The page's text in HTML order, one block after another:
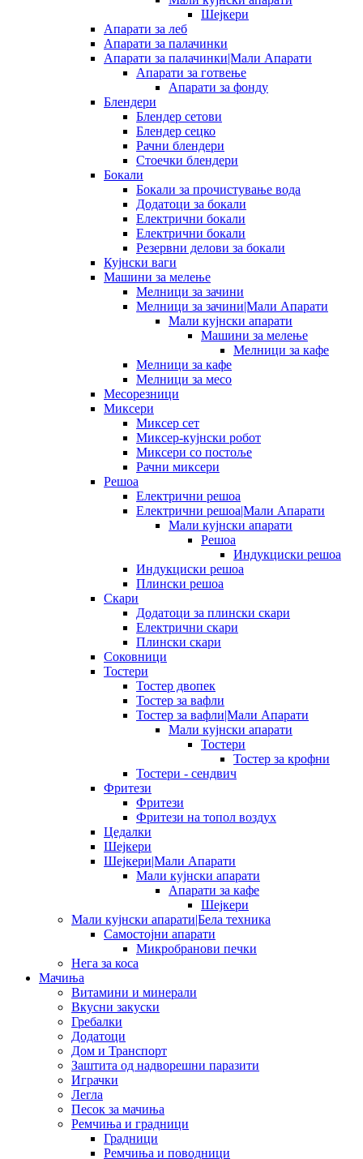
Шејкери
Апарати за леб
Апарати за палачинки
Апарати за палачинки|Мали Апарати
Апарати за готвење
Апарати за фонду
Блендери
Блендер сетови
Блендер сецко
Рачни блендери
Стоечки блендери
Бокали
Бокали за прочистување вода
Додатоци за бокали
Електрични бокали
Електрични бокали
Резервни делови за бокали
Кујнски ваги
Машини за мелење
Мелници за зачини
Мелници за зачини|Мали Апарати
Мали кујнски апарати
Машини за мелење
Мелници за кафе
Мелници за кафе
Мелници за месо
Месорезници
Миксери
Миксер сет
Миксер-кујнски робот
Миксери со постоље
Рачни миксери
Решоа
Електрични решоа
Електрични решоа|Мали Апарати
Мали кујнски апарати
Решоа
Индукциски решоа
Индукциски решоа
Плински решоа
Скари
Додатоци за плински скари
Електрични скари
Плински скари
Соковници
Тостери
Тостер двопек
Тостер за вафли
Тостер за вафли|Мали Апарати
Мали кујнски апарати
Тостери
Тостер за крофни
Тостери - сендвич
Фритези
Фритези
Фритези на топол воздух
Цедалки
Шејкери
Шејкери|Мали Апарати
Мали кујнски апарати
Апарати за кафе
Шејкери
Мали кујнски апарати|Бела техника
Самостојни апарати
Микробранови печки
Нега за коса
Мачиња
Витамини и минерали
Вкусни закуски
Гребалки
Додатоци
Дом и Транспорт
Заштита од надворешни паразити
Играчки
Легла
Песок за мачиња
Ремчиња и градници
Градници
Ремчиња и поводници